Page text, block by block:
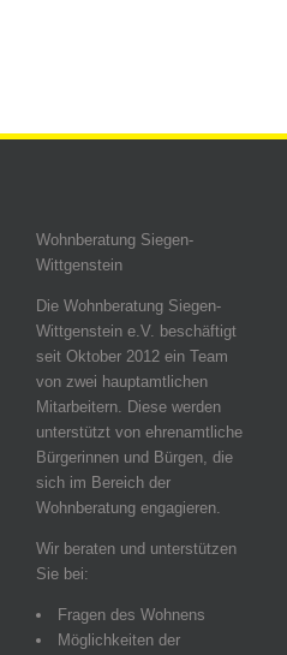
Wohnberatung Siegen-
Wittgenstein
Die Wohnberatung Siegen-
Wittgenstein e.V. beschäftigt
seit Oktober 2012 ein Team
von zwei hauptamtlichen
Mitarbeitern. Diese werden
unterstützt von ehrenamtliche
Bürgerinnen und Bürgen, die
sich im Bereich der
Wohnberatung engagieren.
Wir beraten und unterstützen
Sie bei:
Fragen des Wohnens
Möglichkeiten der